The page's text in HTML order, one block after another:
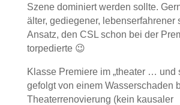
Szene dominiert werden sollte.
älter, gediegener,
Ansatz, den CSL schon bei der
torpedierte 😉
Klasse Premiere im „theater … und
gefolgt von einem Wasserschaden
Theaterrenovierung (kein kausaler